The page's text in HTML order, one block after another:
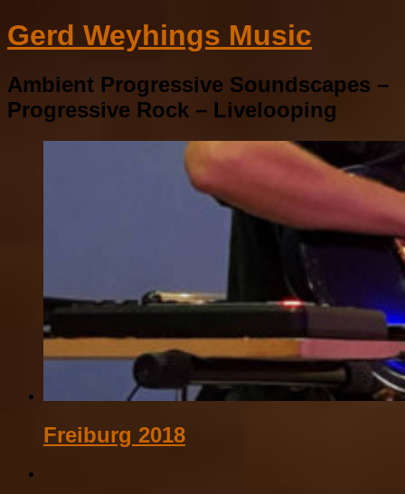
Gerd Weyhings Music
Ambient Progressive Soundscapes –
Progressive Rock – Livelooping
Freiburg 2018